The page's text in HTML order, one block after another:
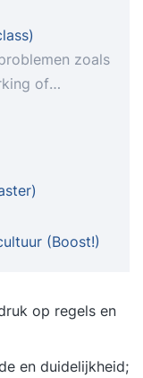
zoals
of
in de
cultuur
je dat
maar er juist
je de cultuur
maar als
waarmee
- AI en
(Boost!)
op regels en
en duidelijkheid;